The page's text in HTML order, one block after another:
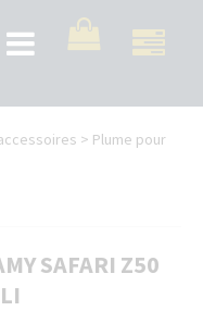
Toggle
navigation
> Plume pour
SAFARI Z50